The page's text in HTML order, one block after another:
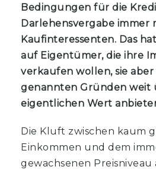
Bedingungen für die
Darlehensvergabe immer
Kaufinteressenten. Das
auf Eigentümer, die ihre
verkaufen wollen, sie aber
genannten Gründen weit
eigentlichen Wert
Die Kluft zwischen kaum
Einkommen und dem
gewachsenen Preisniveau